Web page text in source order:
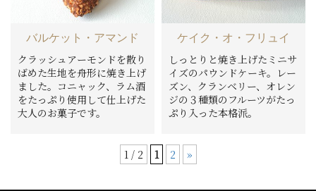
バルケット・アマンド
クラッシュアーモンドを散り
ばめた生地を舟形に焼き上げ
ました。コニャック、ラム酒
をたっぷり使用して仕上げた
大人のお菓子です。
ケイク・オ・フリュイ
しっとりと焼き上げたミニサ
イズのパウンドケーキ。レー
ズン、クランベリー、オレン
ジの３種類のフルーツがたっ
ぷり入った本格派。
1 / 2 1 2 »